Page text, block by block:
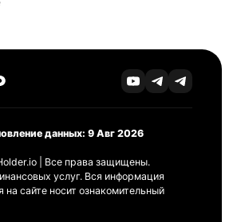
данных: 9 Авг 2026
| Все права защищены.
услуг. Вся информация
на сайте носит ознакомительный